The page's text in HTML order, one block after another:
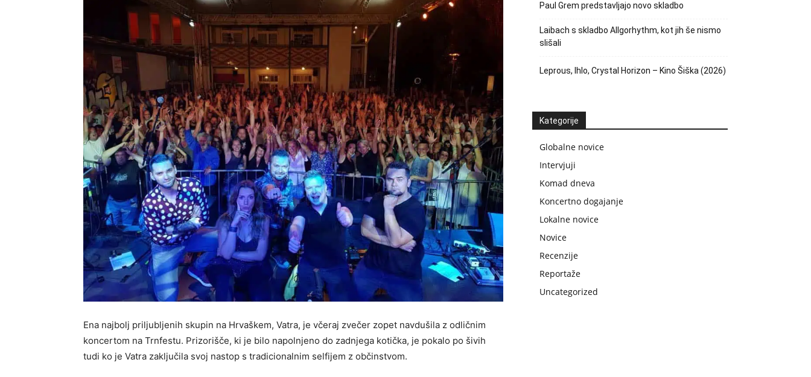
Ena najbolj priljubljenih skupin na Hrvaškem, Vatra, je včeraj zvečer zopet navdušila z odličnim
koncertom na Trnfestu. Prizorišče, ki je bilo napolnjeno do zadnjega kotička, je pokalo po šivih
tudi ko je Vatra zaključila svoj nastop s tradicionalnim selfijem z občinstvom.
Paul Grem predstavljajo novo skladbo
Laibach s skladbo Allgorhythm, kot jih še nismo
slišali
Leprous, Ihlo, Crystal Horizon – Kino Šiška (2026)
Kategorije
Globalne novice
Intervjuji
Komad dneva
Koncertno dogajanje
Lokalne novice
Novice
Recenzije
Reportaže
Uncategorized